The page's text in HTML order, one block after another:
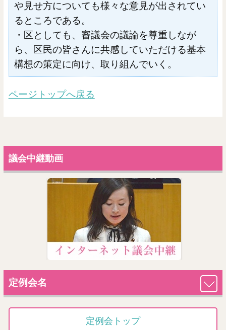
や見せ方についても様々な意見が出されてい
るところである。
・区としても、審議会の議論を尊重しなが
ら、区民の皆さんに共感していただける基本
構想の策定に向け、取り組んでいく。
ページトップへ戻る
議会中継動画
定例会名
定例会トップ